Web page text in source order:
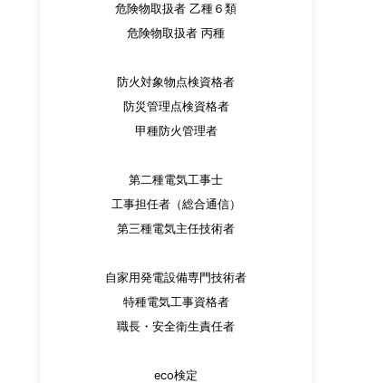
危険物取扱者 乙種６類
危険物取扱者 丙種
防火対象物点検資格者
防災管理点検資格者
甲種防火管理者
第二種電気工事士
工事担任者（総合通信）
第三種電気主任技術者
自家用発電設備専門技術者
特種電気工事資格者
職長・安全衛生責任者
eco検定